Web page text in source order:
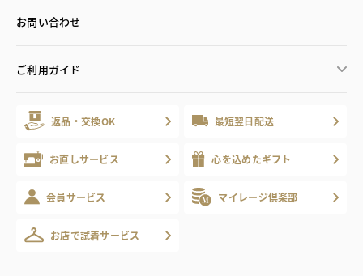
お問い合わせ
ご利用ガイド
返品・交換OK 最短翌日配送
お直しサービス 心を込めたギフト
会員サービス マイレージ倶楽部
お店で試着サービス